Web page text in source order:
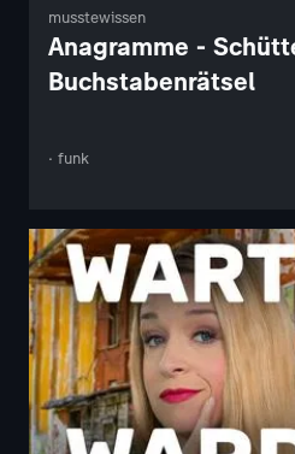
musstewissen
Anagramme -
Buchstabenrätsel
· funk